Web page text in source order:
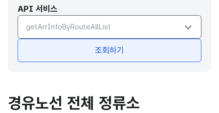
API 서비스
API서비스 종류 선택
조회하기
경유노선 전체 정류소